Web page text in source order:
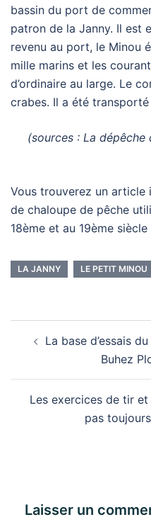
bassin du port de
patron de la Janny. Il est
revenu au port, le Minou
mille marins et les
d’ordinaire au large. Le
crabes. Il a été transporté
(sources : La
Vous trouverez un article
de chaloupe de pêche
18ème et au 19ème
LA JANNY LE PETIT MINOU
d’articleLa base d’essais
Buhez
Les exercices de tir
pas
Laisser un